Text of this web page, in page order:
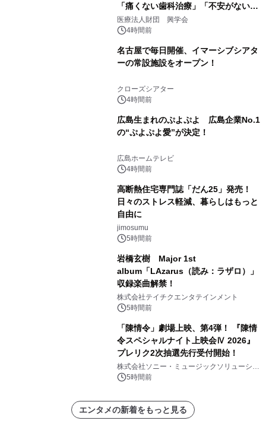
「痛くない歯科治療」「不安がない治
療計画」をテーマに専門監修
医療法人財団 興学会
4時間前
名古屋で毎日開催、イマーシブシアタ
ーの常設施設をオープン！
クローズシアター
4時間前
広島生まれのぷよぷよ 広島企業No.1
の“ぷよぷよ愛”が決定！
広島ホームテレビ
4時間前
高断熱住宅専門誌「だん25」発売！
日々のストレス軽減、暮らしはもっと
自由に
jimosumu
5時間前
岩橋玄樹 Major 1st
album「LAzarus（読み：ラザロ）」
収録楽曲解禁！
株式会社テイチクエンタテインメント
5時間前
「陳情令」劇場上映、第4弾！ 『陳情
令スペシャルナイト上映会Ⅳ 2026』
プレリク2次抽選先行受付開始！
株式会社ソニー・ミュージックソリューショ
ンズ5時間前
エンタメの新着をもっと見る